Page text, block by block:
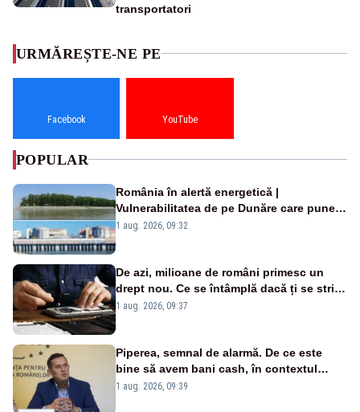
transportatori
URMĂREȘTE-NE PE
Facebook YouTube
POPULAR
România în alertă energetică |
Vulnerabilitatea de pe Dunăre care pune
în pericol Centrala Cernavodă era
1 aug. 2026, 09:32
De azi, milioane de români primesc un
drept nou. Ce se întâmplă dacă ți se strică
un produs
1 aug. 2026, 09:37
Piperea, semnal de alarmă. De ce este
bine să avem bani cash, în contextul
alertei energetice?
1 aug. 2026, 09:39